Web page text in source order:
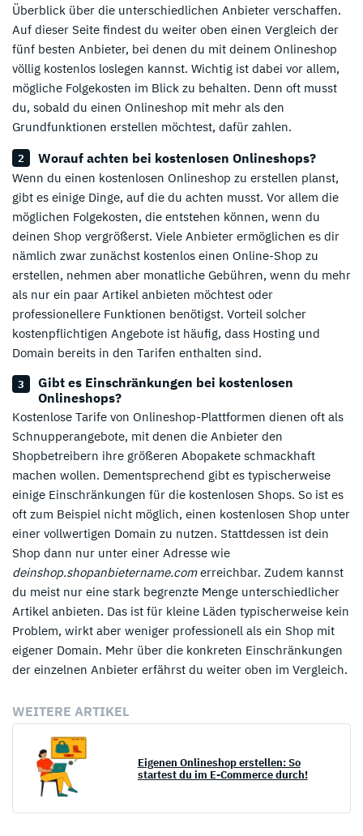
Überblick über die unterschiedlichen Anbieter verschaffen.
Auf dieser Seite findest du weiter oben einen Vergleich der
fünf besten Anbieter, bei denen du mit deinem Onlineshop
völlig kostenlos loslegen kannst. Wichtig ist dabei vor allem,
mögliche Folgekosten im Blick zu behalten. Denn oft musst
du, sobald du einen Onlineshop mit mehr als den
Grundfunktionen erstellen möchtest, dafür zahlen.
Worauf achten bei kostenlosen Onlineshops?
Wenn du einen kostenlosen Onlineshop zu erstellen planst,
gibt es einige Dinge, auf die du achten musst. Vor allem die
möglichen Folgekosten, die entstehen können, wenn du
deinen Shop vergrößerst. Viele Anbieter ermöglichen es dir
nämlich zwar zunächst kostenlos einen Online-Shop zu
erstellen, nehmen aber monatliche Gebühren, wenn du mehr
als nur ein paar Artikel anbieten möchtest oder
professionellere Funktionen benötigst. Vorteil solcher
kostenpflichtigen Angebote ist häufig, dass Hosting und
Domain bereits in den Tarifen enthalten sind.
Gibt es Einschränkungen bei kostenlosen
Onlineshops?
Kostenlose Tarife von Onlineshop-Plattformen dienen oft als
Schnupperangebote, mit denen die Anbieter den
Shopbetreibern ihre größeren Abopakete schmackhaft
machen wollen. Dementsprechend gibt es typischerweise
einige Einschränkungen für die kostenlosen Shops. So ist es
oft zum Beispiel nicht möglich, einen kostenlosen Shop unter
einer vollwertigen Domain zu nutzen. Stattdessen ist dein
Shop dann nur unter einer Adresse wie
deinshop.shopanbietername.comerreichbar. Zudem kannst
du meist nur eine stark begrenzte Menge unterschiedlicher
Artikel anbieten. Das ist für kleine Läden typischerweise kein
Problem, wirkt aber weniger professionell als ein Shop mit
eigener Domain. Mehr über die konkreten Einschränkungen
der einzelnen Anbieter erfährst du weiter oben im Vergleich.
WEITERE ARTIKEL
Eigenen Onlineshop erstellen: So
startest du im E-Commerce durch!